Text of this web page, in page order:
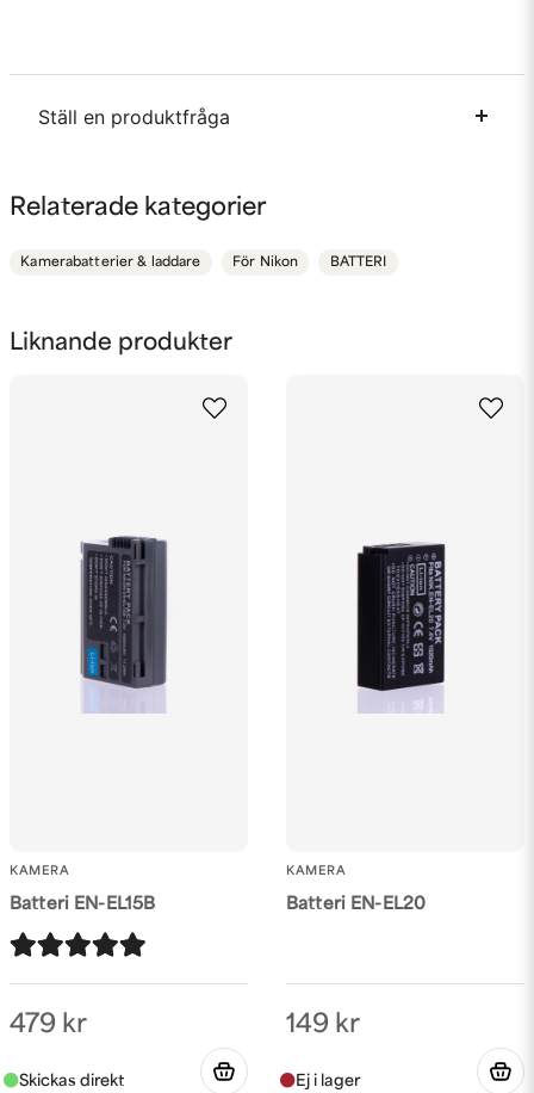
Liknande produkter
KAMERA
Batteri EN-EL15B
479 kr
KAMERA
Batteri EN-EL20
149 kr
Ställ en produktfråga
Fråga oss något om denna produkten...
Relaterade kategorier
Kamerabatterier & laddare För Nikon BATTERI